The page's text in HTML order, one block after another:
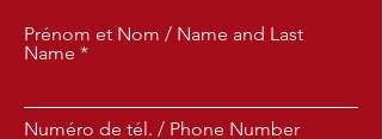
Prénom et Nom / Name and Last
Name
Numéro de tél. / Phone Number